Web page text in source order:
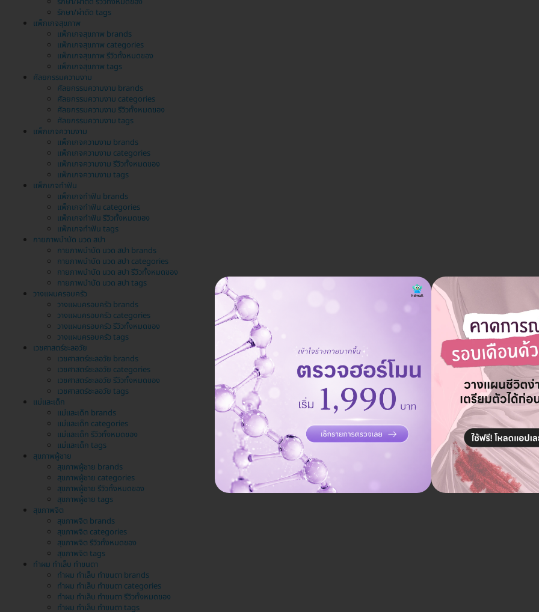
รักษา/ผ่าตัด tags
แพ็กเกจสุขภาพ
แพ็กเกจสุขภาพ brands
แพ็กเกจสุขภาพ categories
แพ็กเกจสุขภาพ รีวิวทั้งหมดของ
แพ็กเกจสุขภาพ tags
ศัลยกรรมความงาม
ศัลยกรรมความงาม brands
ศัลยกรรมความงาม categories
ศัลยกรรมความงาม รีวิวทั้งหมดของ
ศัลยกรรมความงาม tags
แพ็กเกจความงาม
แพ็กเกจความงาม brands
แพ็กเกจความงาม categories
แพ็กเกจความงาม รีวิวทั้งหมดของ
แพ็กเกจความงาม tags
แพ็กเกจทำฟัน
แพ็กเกจทำฟัน brands
แพ็กเกจทำฟัน categories
แพ็กเกจทำฟัน รีวิวทั้งหมดของ
แพ็กเกจทำฟัน tags
กายภาพบำบัด นวด สปา
กายภาพบำบัด นวด สปา brands
กายภาพบำบัด นวด สปา categories
กายภาพบำบัด นวด สปา รีวิวทั้งหมดของ
กายภาพบำบัด นวด สปา tags
วางแผนครอบครัว
วางแผนครอบครัว brands
วางแผนครอบครัว categories
วางแผนครอบครัว รีวิวทั้งหมดของ
วางแผนครอบครัว tags
เวชศาสตร์ชะลอวัย
เวชศาสตร์ชะลอวัย brands
เวชศาสตร์ชะลอวัย categories
เวชศาสตร์ชะลอวัย รีวิวทั้งหมดของ
เวชศาสตร์ชะลอวัย tags
แม่และเด็ก
แม่และเด็ก brands
แม่และเด็ก categories
แม่และเด็ก รีวิวทั้งหมดของ
แม่และเด็ก tags
สุขภาพผู้ชาย
สุขภาพผู้ชาย brands
สุขภาพผู้ชาย categories
สุขภาพผู้ชาย รีวิวทั้งหมดของ
สุขภาพผู้ชาย tags
สุขภาพจิต
สุขภาพจิต brands
สุขภาพจิต categories
สุขภาพจิต รีวิวทั้งหมดของ
สุขภาพจิต tags
ทำผม ทำเล็บ ทำขนตา
ทำผม ทำเล็บ ทำขนตา brands
ทำผม ทำเล็บ ทำขนตา categories
ทำผม ทำเล็บ ทำขนตา รีวิวทั้งหมดของ
ทำผม ทำเล็บ ทำขนตา tags